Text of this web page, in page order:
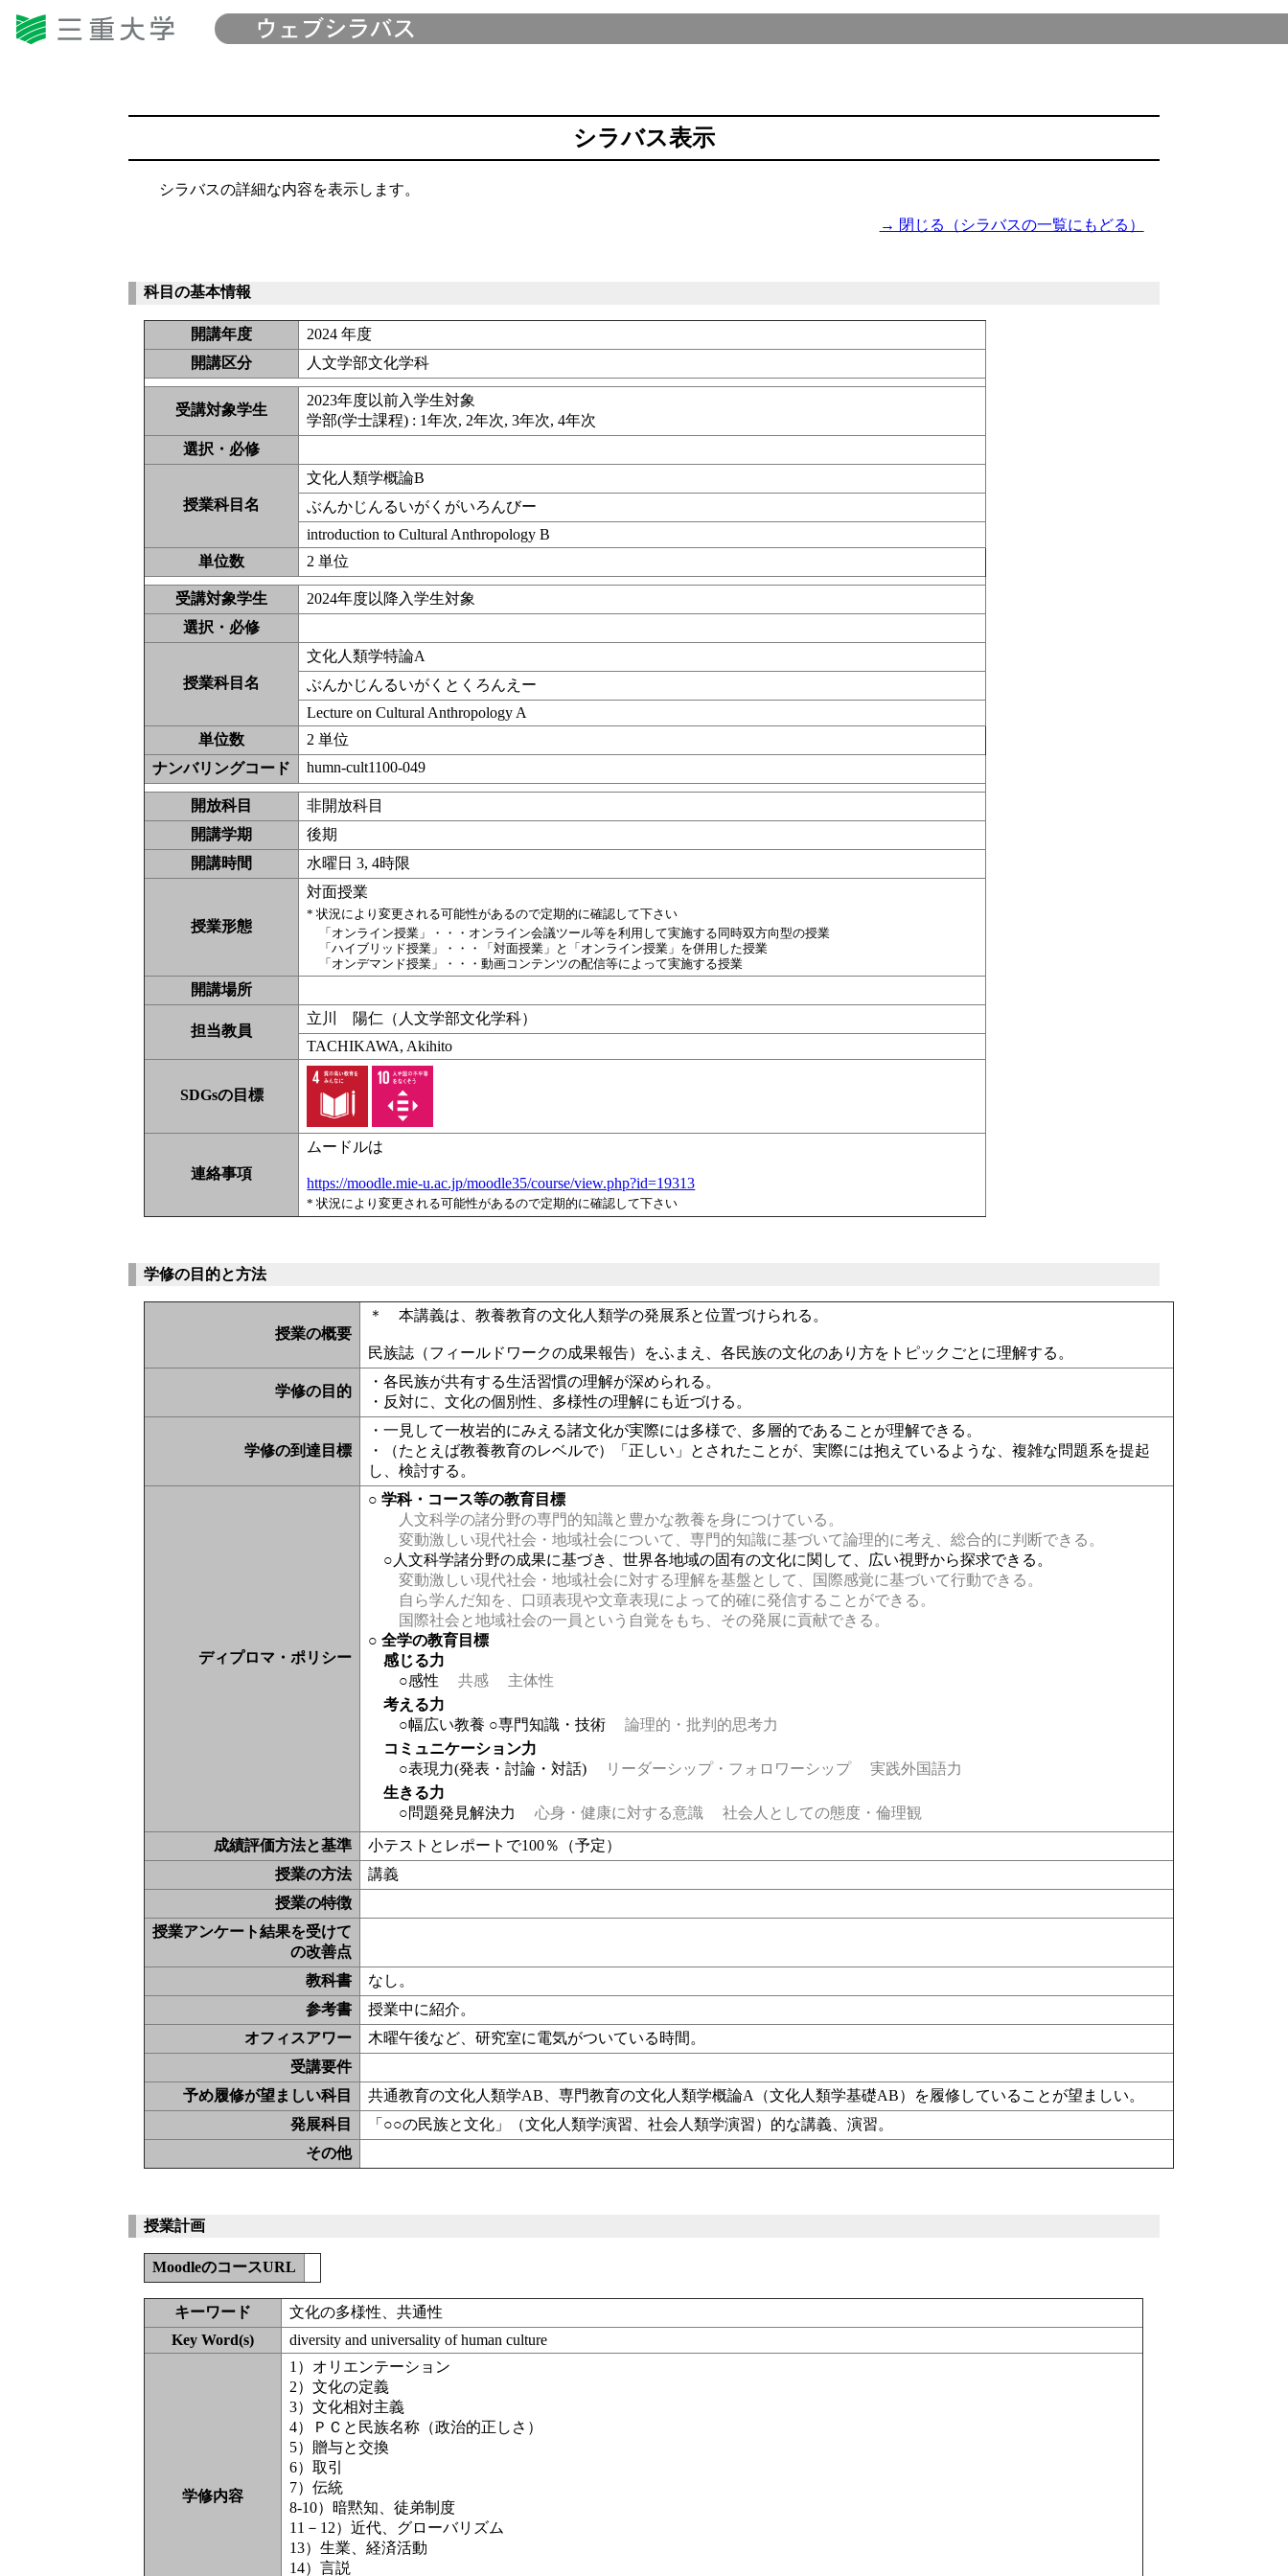
シラバス表示
シラバスの詳細な内容を表示します。
→ 閉じる（シラバスの一覧にもどる）
科目の基本情報
開講年度
2024 年度
開講区分
人文学部文化学科
受講対象学生
2023年度以前入学生対象
学部(学士課程) : 1年次, 2年次, 3年次, 4年次
選択・必修
授業科目名
文化人類学概論B
ぶんかじんるいがくがいろんびー
introduction to Cultural Anthropology B
単位数
2 単位
受講対象学生
2024年度以降入学生対象
選択・必修
授業科目名
文化人類学特論A
ぶんかじんるいがくとくろんえー
Lecture on Cultural Anthropology A
単位数
2 単位
ナンバリングコード
humn-cult1100-049
開放科目
非開放科目
開講学期
後期
開講時間
水曜日 3, 4時限
授業形態
対面授業
* 状況により変更される可能性があるので定期的に確認して下さい
「オンライン授業」・・・オンライン会議ツール等を利用して実施する同時双方向型の授業
「ハイブリッド授業」・・・「対面授業」と「オンライン授業」を併用した授業
「オンデマンド授業」・・・動画コンテンツの配信等によって実施する授業
開講場所
担当教員
立川 陽仁（人文学部文化学科）
TACHIKAWA, Akihito
SDGsの目標
連絡事項
ムードルは
https://moodle.mie-u.ac.jp/moodle35/course/view.php?id=19313
* 状況により変更される可能性があるので定期的に確認して下さい
学修の目的と方法
授業の概要
＊ 本講義は、教養教育の文化人類学の発展系と位置づけられる。
民族誌（フィールドワークの成果報告）をふまえ、各民族の文化のあり方をトピックごとに理解する。
学修の目的
・各民族が共有する生活習慣の理解が深められる。
・反対に、文化の個別性、多様性の理解にも近づける。
学修の到達目標
・一見して一枚岩的にみえる諸文化が実際には多様で、多層的であることが理解できる。
・（たとえば教養教育のレベルで）「正しい」とされたことが、実際には抱えているような、複雑な問題系を提起
し、検討する。
ディプロマ・ポリシー
○ 学科・コース等の教育目標
人文科学の諸分野の専門的知識と豊かな教養を身につけている。
変動激しい現代社会・地域社会について、専門的知識に基づいて論理的に考え、総合的に判断できる。
○人文科学諸分野の成果に基づき、世界各地域の固有の文化に関して、広い視野から探求できる。
変動激しい現代社会・地域社会に対する理解を基盤として、国際感覚に基づいて行動できる。
自ら学んだ知を、口頭表現や文章表現によって的確に発信することができる。
国際社会と地域社会の一員という自覚をもち、その発展に貢献できる。
○ 全学の教育目標
感じる力
○感性
共感
主体性
考える力
○幅広い教養 ○専門知識・技術
論理的・批判的思考力
コミュニケーション力
○表現力(発表・討論・対話)
リーダーシップ・フォロワーシップ
実践外国語力
生きる力
○問題発見解決力
心身・健康に対する意識
社会人としての態度・倫理観
成績評価方法と基準
小テストとレポートで100％（予定）
授業の方法
講義
授業の特徴
授業アンケート結果を受けて
の改善点
教科書
なし。
参考書
授業中に紹介。
オフィスアワー
木曜午後など、研究室に電気がついている時間。
受講要件
予め履修が望ましい科目
共通教育の文化人類学AB、専門教育の文化人類学概論A（文化人類学基礎AB）を履修していることが望ましい。
発展科目
「○○の民族と文化」（文化人類学演習、社会人類学演習）的な講義、演習。
その他
授業計画
MoodleのコースURL
キーワード
文化の多様性、共通性
Key Word(s)
diversity and universality of human culture
学修内容
1）オリエンテーション
2）文化の定義
3）文化相対主義
4）ＰＣと民族名称（政治的正しさ）
5）贈与と交換
6）取引
7）伝統
8-10）暗黙知、徒弟制度
11－12）近代、グローバリズム
13）生業、経済活動
14）言説